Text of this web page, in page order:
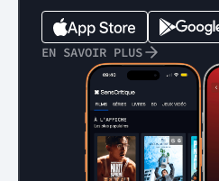
EN SAVOIR PLUS